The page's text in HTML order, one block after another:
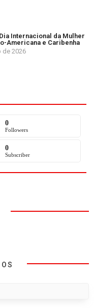
Internacional da Mulher
Americana e Caribenha
de 2026
0
Followers
0
Subscriber